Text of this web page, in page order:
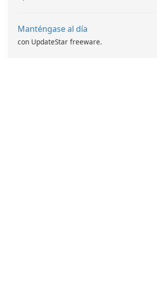
Manténgase al día
con UpdateStar freeware.